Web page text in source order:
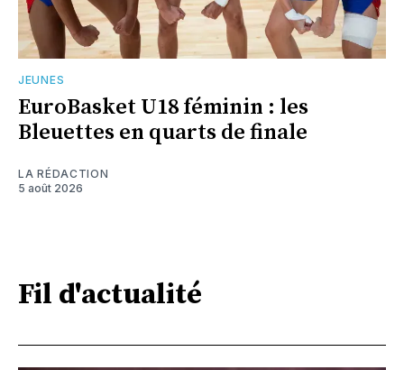
JEUNES
EuroBasket U18 féminin : les
Bleuettes en quarts de finale
LA RÉDACTION
5 août 2026
Fil d'actualité